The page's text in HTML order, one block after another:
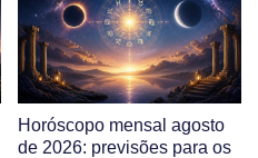
Horóscopo mensal agosto
de 2026: previsões para os